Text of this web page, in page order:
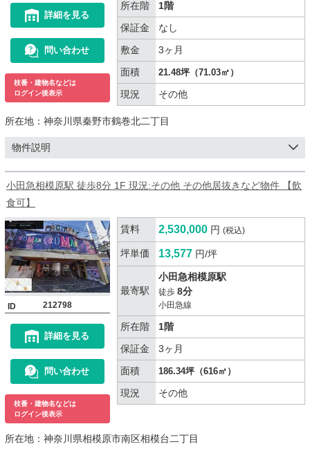
詳細を見る
問い合わせ
枝番・建物名などは
ログイン後表示
所在階
1階
保証金
なし
敷金
3ヶ月
面積
21.48坪（71.03㎡）
現況 その他
所在地： 神奈川県秦野市鶴巻北二丁目
物件説明
小田急相模原駅 徒歩8分 1F 現況:その他 その他居抜きなど物件 【飲
食可】
ID 212798
詳細を見る
問い合わせ
枝番・建物名などは
ログイン後表示
賃料 2,530,000 円 (税込)
坪単価 13,577 円/坪
最寄駅
小田急相模原駅
徒歩 8分
小田急線
所在階
1階
保証金
3ヶ月
面積
186.34坪（616㎡）
現況 その他
所在地： 神奈川県相模原市南区相模台二丁目